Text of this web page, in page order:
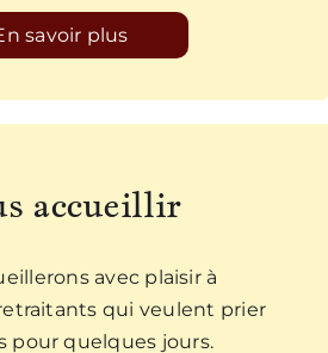
savoir plus
accueillir
avec plaisir à
retraitants qui veulent prier
pour quelques jours.